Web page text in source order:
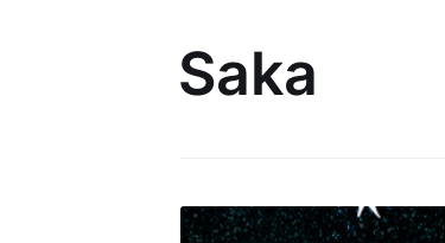
Saka